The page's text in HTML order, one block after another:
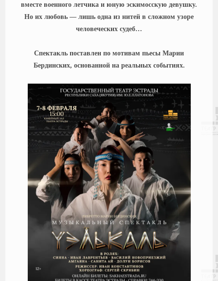
вместе военного летчика и юную эскимосскую девушку.
Но их любовь — лишь одна из нитей в сложном узоре
человеческих судеб…
Спектакль поставлен по мотивам пьесы Марии
Бердинских, основанной на реальных событиях.